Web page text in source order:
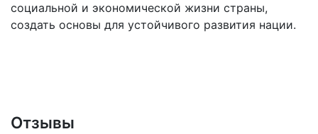
социальной и экономической жизни страны,
создать основы для устойчивого развития нации.
Отзывы